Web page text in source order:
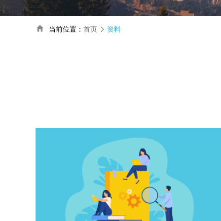
当前位置： 首页 资料